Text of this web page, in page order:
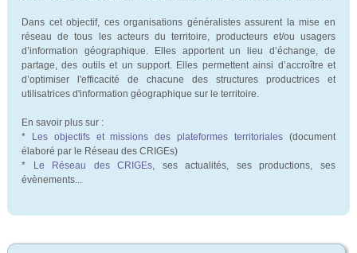
Dans cet objectif, ces organisations généralistes assurent la mise en
réseau de tous les acteurs du territoire, producteurs et/ou usagers
d’information géographique. Elles apportent un lieu d’échange, de
partage, des outils et un support. Elles permettent ainsi d’accroître et
d’optimiser l'efficacité de chacune des structures productrices et
utilisatrices d'information géographique sur le territoire.
En savoir plus sur :
* Les objectifs et missions des plateformes territoriales(document
élaboré par le Réseau des CRIGEs)
*
Le Réseau des CRIGEs, ses actualités, ses productions, ses
évènements...